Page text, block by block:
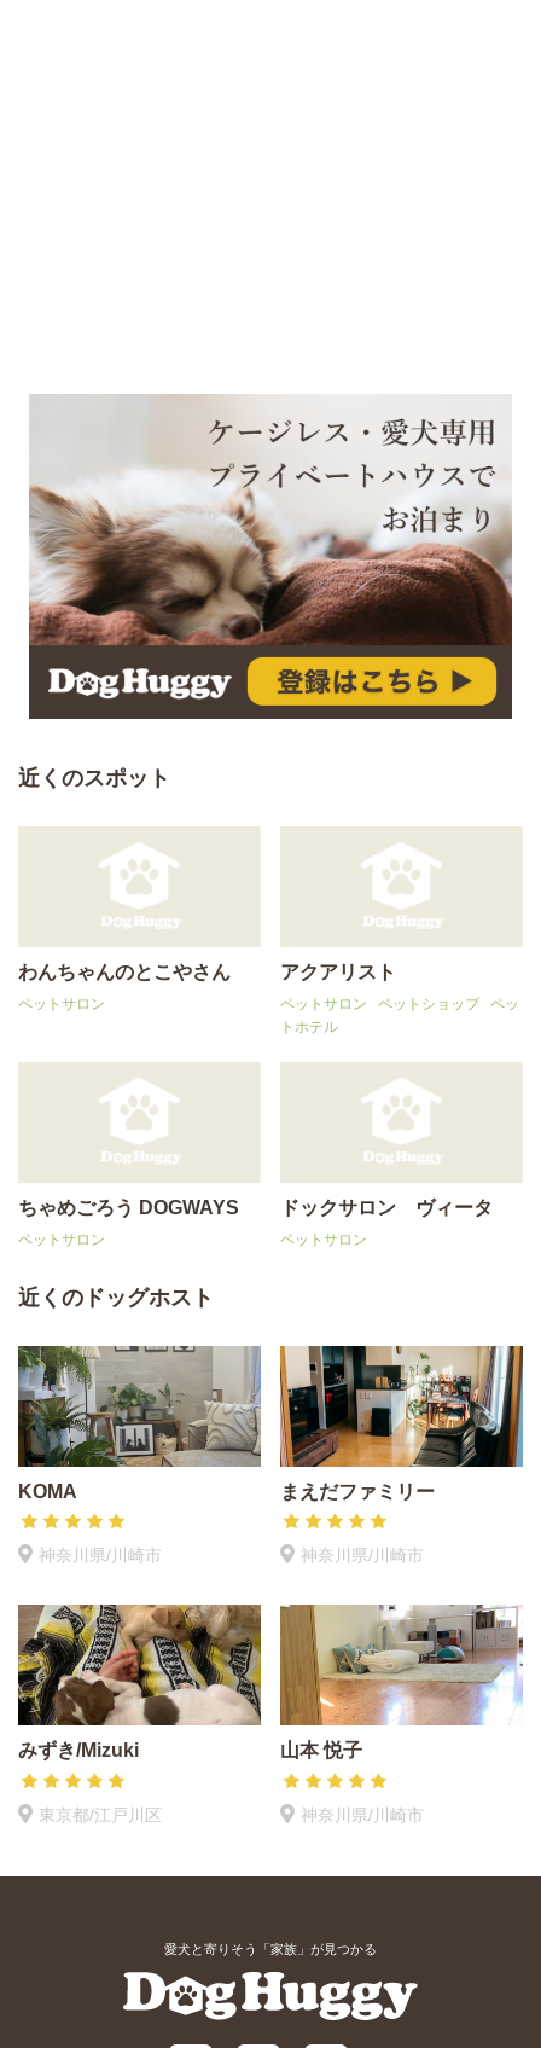
近くのスポット
わんちゃんのとこやさん
ペットサロン
アクアリスト
ペットサロン ペットショップ
ペッ
トホテル
ちゃめごろう DOGWAYS
ペットサロン
ドックサロン ヴィータ
ペットサロン
近くのドッグホスト
KOMA
神奈川県/川崎市
まえだファミリー
神奈川県/川崎市
みずき/Mizuki
東京都/江戸川区
山本 悦子
神奈川県/川崎市
愛犬と寄りそう「家族」が見つかる